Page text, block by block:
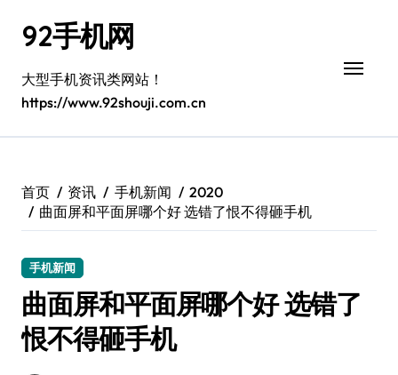
92手机网
大型手机资讯类网站！
https://www.92shouji.com.cn
首页 资讯 手机新闻
2020
曲面屏和平面屏哪个好 选错了恨不得砸手机
手机新闻
曲面屏和平面屏哪个好 选错了
恨不得砸手机